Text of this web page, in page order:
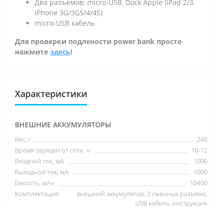
Два разъемов: micro-USB, Dock Apple (iPad 2/3,
iPhone 3G/3GS/4/4S)
micro-USB кабель
Для проверки подлености power bank просто
нажмите здесь!
Характеристики
ВНЕШНИЕ АККУМУЛЯТОРЫ
Вес, г
240
Время зарядки от сети, ч
10-12
Входной ток, мА
1000
Выходной ток, мА
1000
Емкость, мАч
10400
Комплектация
внешний аккумулятор, 2 сменных разъема,
USB кабель, инструкция